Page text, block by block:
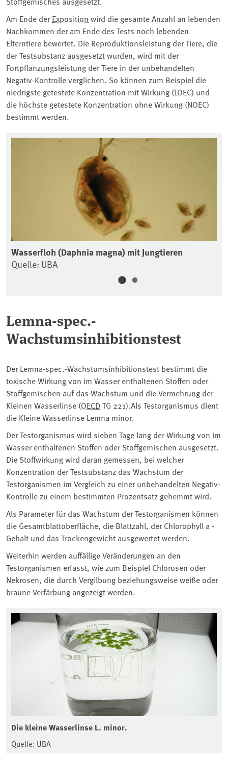
Am Ende der ⁠Exposition ⁠ wird die gesamte Anzahl an lebenden
Nachkommen der am Ende des Tests noch lebenden
Elterntiere bewertet. Die Reproduktionsleistung der Tiere, die
der Testsubstanz ausgesetzt wurden, wird mit der
Fortpflanzungsleistung der Tiere in der unbehandelten
Negativ-Kontrolle verglichen. So können zum Beispiel die
niedrigste getestete Konzentration mit Wirkung (LOEC) und
die höchste getestete Konzentration ohne Wirkung (NOEC)
bestimmt werden.
Wasserfloh (Daphnia magna) mit Jungtieren
Quelle: UBA
Lemna-spec.-
Wachstumsinhibitionstest
Der Lemna-spec.-Wachstumsinhibitionstest bestimmt die
toxische Wirkung von im Wasser enthaltenen Stoffen oder
Stoffgemischen auf das Wachstum und die Vermehrung der
Kleinen Wasserlinse (⁠OECD ⁠ TG 221).Als Testorganismus dient
die Kleine Wasserlinse Lemna minor.
Der Testorganismus wird sieben Tage lang der Wirkung von im
Wasser enthaltenen Stoffen oder Stoffgemischen ausgesetzt.
Die Stoffwirkung wird daran gemessen, bei welcher
Konzentration der Testsubstanz das Wachstum der
Testorganismen im Vergleich zu einer unbehandelten Negativ-
Kontrolle zu einem bestimmten Prozentsatz gehemmt wird.
Als Parameter für das Wachstum der Testorganismen können
die Gesamtblattoberfläche, die Blattzahl, der Chlorophyll a -
Gehalt und das Trockengewicht ausgewertet werden.
Weiterhin werden auffällige Veränderungen an den
Testorganismen erfasst, wie zum Beispiel Chlorosen oder
Nekrosen, die durch Vergilbung beziehungsweise weiße oder
braune Verfärbung angezeigt werden.
Die kleine Wasserlinse L. minor.
Quelle: UBA